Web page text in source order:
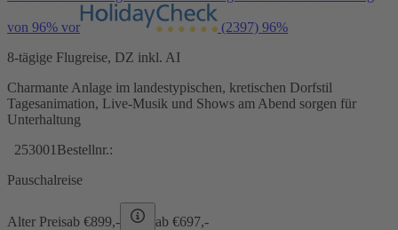
von 96% vor (2397) 96%
8-tägige Flugreise, DZ inkl. AI
Charmante Anlage im landestypischen, kretischen Dorfstil
Tagesanimation, Live-Musik und Shows am Abend sorgen für
Unterhaltung
253001 Bestellnr.:
Pauschalreise
Alter Preisab €899,- ab €697,-